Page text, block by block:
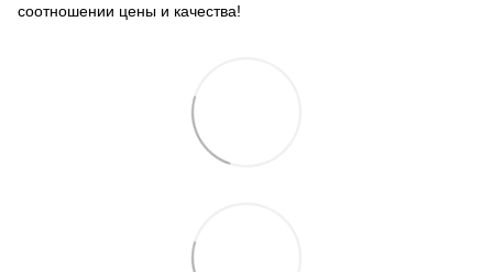
соотношении цены и качества!